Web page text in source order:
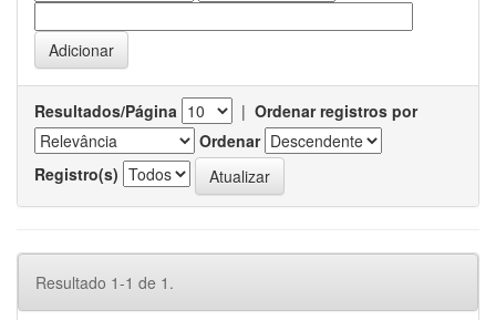
Resultados/Página | Ordenar registros por
Ordenar
Registro(s)
Resultado 1-1 de 1.